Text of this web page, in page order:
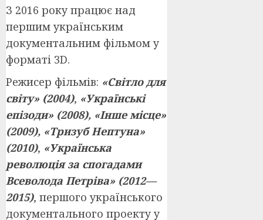
З 2016 року працює над
першим українським
документальним фільмом у
форматі 3D.
Режисер фільмів: «Світло для
світу» (2004), «Українські
епізоди» (2008), «Інше місце»
(2009), «Тризуб Нептуна»
(2010), «Українська
революція за спогадами
Всеволода Петріва» (2012—
2015), першого українського
документального проекту у